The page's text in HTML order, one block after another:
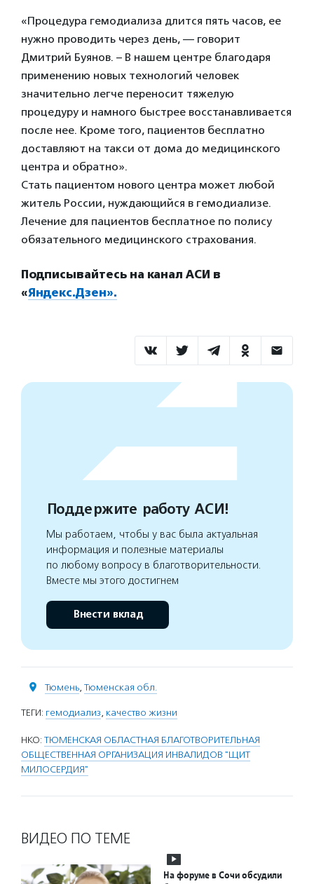
«Процедура гемодиализа длится пять часов, ее
нужно проводить через день, — говорит
Дмитрий Буянов. – В нашем центре благодаря
применению новых технологий человек
значительно легче переносит тяжелую
процедуру и намного быстрее восстанавливается
после нее. Кроме того, пациентов бесплатно
доставляют на такси от дома до медицинского
центра и обратно».
Стать пациентом нового центра может любой
житель России, нуждающийся в гемодиализе.
Лечение для пациентов бесплатное по полису
обязательного медицинского страхования.
Подписывайтесь на канал АСИ в
«Яндекс.Дзен».
Поддержите работу АСИ!
Мы работаем, чтобы у вас была актуальная
информация и полезные материалы
по любому вопросу в благотворительности.
Вместе мы этого достигнем
Внести вклад
Тюмень, Тюменская обл.
ТЕГИ: гемодиализ, качество жизни
НКО: ТЮМЕНСКАЯ ОБЛАСТНАЯ БЛАГОТВОРИТЕЛЬНАЯ
ОБЩЕСТВЕННАЯ ОРГАНИЗАЦИЯ ИНВАЛИДОВ "ЩИТ
МИЛОСЕРДИЯ"
ВИДЕО ПО ТЕМЕ
На форуме в Сочи обсудили